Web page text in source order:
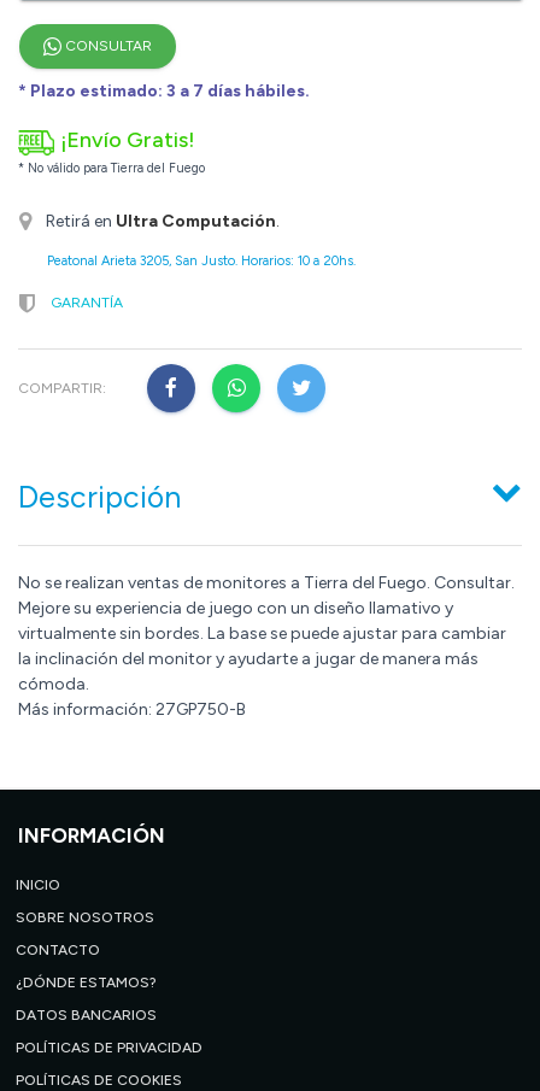
CONSULTAR
* Plazo estimado: 3 a 7 días hábiles.
¡Envío Gratis!
* No válido para Tierra del Fuego
Retirá en Ultra Computación.
Peatonal Arieta 3205, San Justo. Horarios: 10 a 20hs.
GARANTÍA
COMPARTIR:
Descripción
No se realizan ventas de monitores a Tierra del Fuego. Consultar.
Mejore su experiencia de juego con un diseño llamativo y
virtualmente sin bordes. La base se puede ajustar para cambiar
la inclinación del monitor y ayudarte a jugar de manera más
cómoda.
Más información: 27GP750-B
INFORMACIÓN
INICIO
SOBRE NOSOTROS
CONTACTO
¿DÓNDE ESTAMOS?
DATOS BANCARIOS
POLÍTICAS DE PRIVACIDAD
POLÍTICAS DE COOKIES